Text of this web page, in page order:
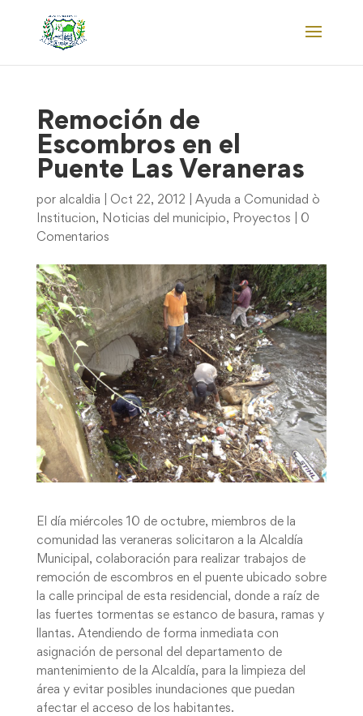
Remoción de
Escombros en el
Puente Las Veraneras
por alcaldia Oct 22, 2012
Ayuda a Comunidad ò
Institucion, Noticias del municipio, Proyectos
0
Comentarios
El día miércoles 10 de octubre, miembros de la
comunidad las veraneras solicitaron a la Alcaldía
Municipal, colaboración para realizar trabajos de
remoción de escombros en el puente ubicado sobre
la calle principal de esta residencial, donde a raíz de
las fuertes tormentas se estanco de basura, ramas y
llantas. Atendiendo de forma inmediata con
asignación de personal del departamento de
mantenimiento de la Alcaldía, para la limpieza del
área y evitar posibles inundaciones que puedan
afectar el acceso de los habitantes.